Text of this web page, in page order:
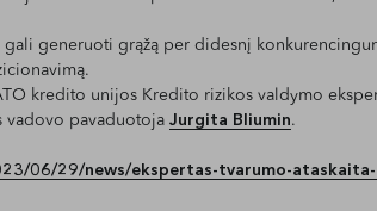
gali generuoti grąžą per didesnį
kredito unijos Kredito rizikos valdymo
vadovo pavaduotoja Jurgita Bliumin.
06/29/news/ekspertas-tvarumo-